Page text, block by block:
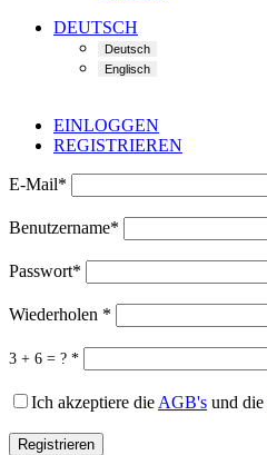
DEUTSCH
EINLOGGEN
REGISTRIEREN
E-Mail*
Benutzername*
Passwort*
Wiederholen *
3 + 6 = ? *
Ich akzeptiere die AGB's und die
Registrieren